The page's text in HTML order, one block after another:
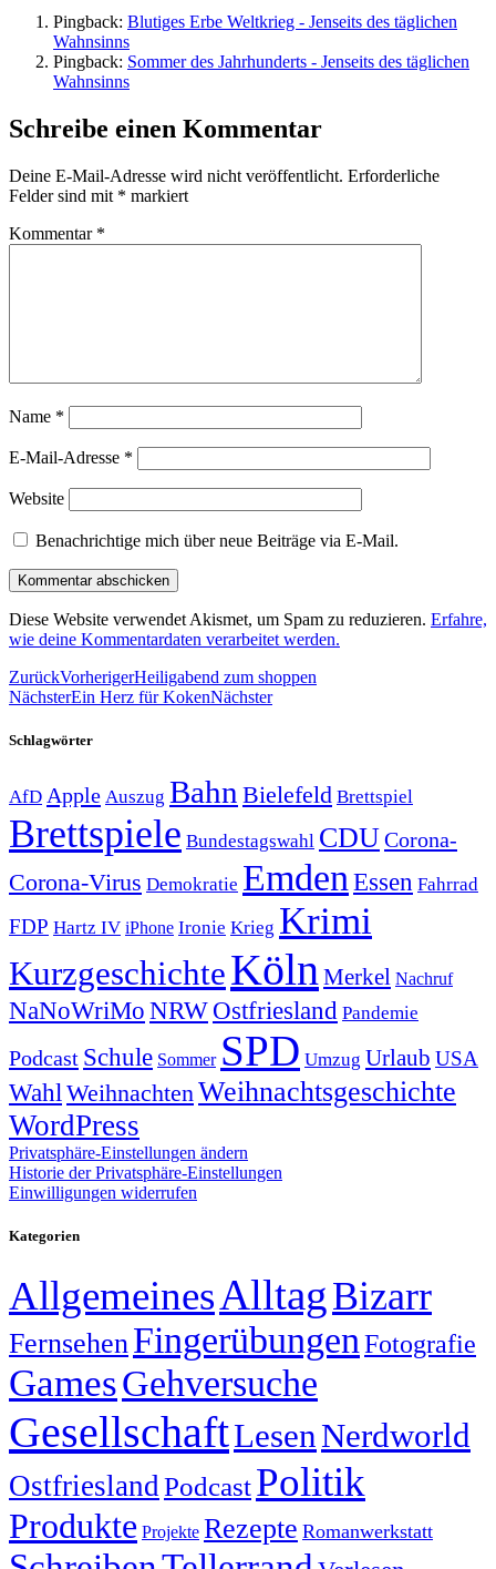
Pingback: Blutiges Erbe Weltkrieg - Jenseits des täglichen
Wahnsinns
Pingback: Sommer des Jahrhunderts - Jenseits des täglichen
Wahnsinns
Schreibe einen Kommentar
Deine E-Mail-Adresse wird nicht veröffentlicht. Erforderliche
Felder sind mit * markiert
Kommentar *
Name *
E-Mail-Adresse *
Website
Benachrichtige mich über neue Beiträge via E-Mail.
Diese Website verwendet Akismet, um Spam zu reduzieren. Erfahre,
wie deine Kommentardaten verarbeitet werden.
ZurückVorherigerHeiligabend zum shoppen
NächsterEin Herz für KokenNächster
Schlagwörter
AfD Apple Auszug Bahn Bielefeld Brettspiel
Brettspiele Bundestagswahl CDUCorona-
Corona-Virus Demokratie Emden Essen Fahrrad
FDP Hartz IV iPhone Ironie Krieg Krimi
KurzgeschichteKölnMerkel Nachruf
NaNoWriMo NRWOstfriesland Pandemie
Podcast Schule Sommer SPD Umzug Urlaub USA
Wahl WeihnachtenWeihnachtsgeschichte
WordPress
Privatsphäre-Einstellungen ändern
Historie der Privatsphäre-Einstellungen
Einwilligungen widerrufen
Kategorien
AllgemeinesAlltagBizarr
FernsehenFingerübungen Fotografie
GamesGehversuche
GesellschaftLesenNerdworld
OstfrieslandPodcastPolitik
Produkte Projekte Rezepte Romanwerkstatt